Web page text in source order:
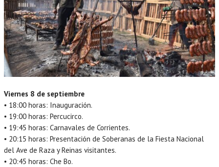
Viernes 8 de septiembre
• 18:00 horas: Inauguración.
• 19:00 horas: Percucirco.
• 19:45 horas: Carnavales de Corrientes.
• 20:15 horas: Presentación de Soberanas de la Fiesta Nacional
del Ave de Raza y Reinas visitantes.
• 20:45 horas: Che Bo.